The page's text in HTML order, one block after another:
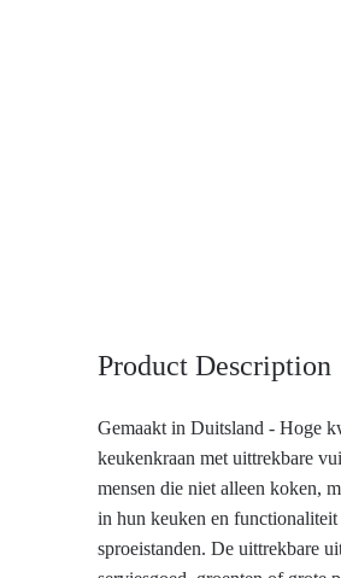
Product Description
Gemaakt in Duitsland - Hoge
keukenkraan met uittrekbare
mensen die niet alleen koken,
in hun keuken en
sproeistanden. De uittrekbare